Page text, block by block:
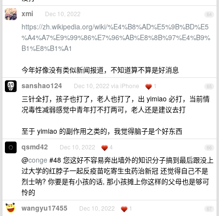
64
xmi Dec 10, 2022
https://zh.wikipedia.org/wiki/%E4%B8%AD%E5%9B%BD%E5
%A4%A7%E9%99%86%E7%96%AB%E8%8B%97%E4%B9%
B1%E8%B1%A1
今年好像没有类似新闻报道，不知道算不算是好消息
65
sanshao124 Dec 10, 2022 via iPhone 1
三针全打，孩子也打了，老人也打了，出 yimiao 必打，当前情
况毒性减弱感觉中青年打不打两可，老人还是建议去打
至于 yimiao 的副作用之类的，我觉得脑子是个好东西
66
qsmd42 Dec 10, 2022 4
@conge #48 您这好不容易奔出墙外的知识分子搞到最后跟没上
过大学的红脖子一起反疫苗吃寄生虫药治新冠 还觉得自己不是
烈士呐? 你要是有小孩的话, 那小孩摊上你这样的父母也是够可
怜的
67
wangyu17455 Dec 10, 2022 1